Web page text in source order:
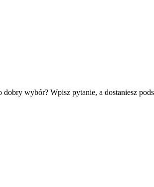
dobry wybór? Wpisz pytanie, a dostaniesz